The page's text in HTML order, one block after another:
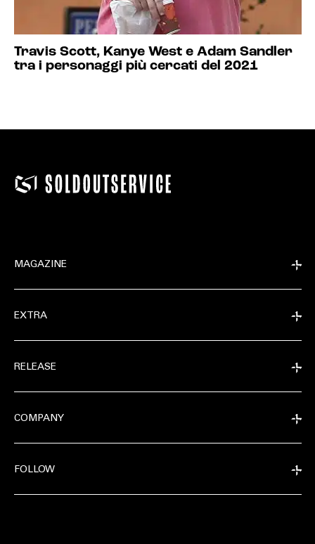
Travis Scott, Kanye West e Adam Sandler
tra i personaggi più cercati del 2021
MAGAZINE
EXTRA
RELEASE
COMPANY
FOLLOW